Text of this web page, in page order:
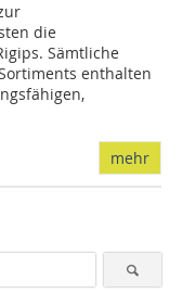
die
Sämtliche
enthalten
mehr